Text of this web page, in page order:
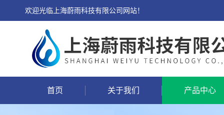
欢迎光临上海蔚雨科技有限公司网站！
首页 关于我们 产品中心